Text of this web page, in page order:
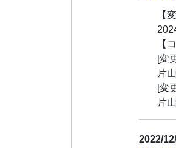
【
【
[変
片
[変
片
2022/